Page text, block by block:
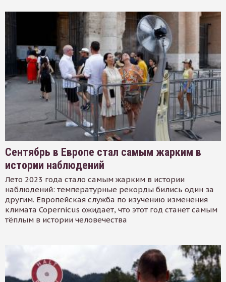
Сентябрь в Европе стал самым жарким в
истории наблюдений
Лето 2023 года стало самым жарким в истории
наблюдений: температурные рекорды бились один за
другим. Европейская служба по изучению изменения
климата Copernicus ожидает, что этот год станет самым
тёплым в истории человечества